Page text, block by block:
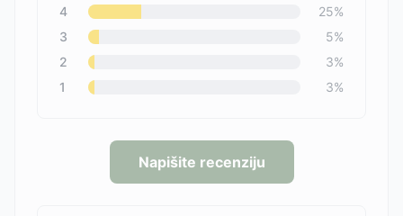
4
25%
3
5%
2
3%
1
3%
Napišite recenziju